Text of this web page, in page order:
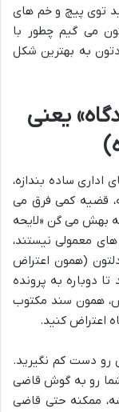
توی پیچ و خم های
می گیم چطور با
به بهترین شکل
یعنی
اداری ساده بندازه،
قضیه کمی فرق می
بهش می گن «لایحه
معمولی نیستند،
(همون اعتراض
دوباره به پرونده
همون سند مکتوب
اعتراض کنید.
رو دست کم نگیرید.
شما رو به گوش قاضی
ممکنه حتی قاضی